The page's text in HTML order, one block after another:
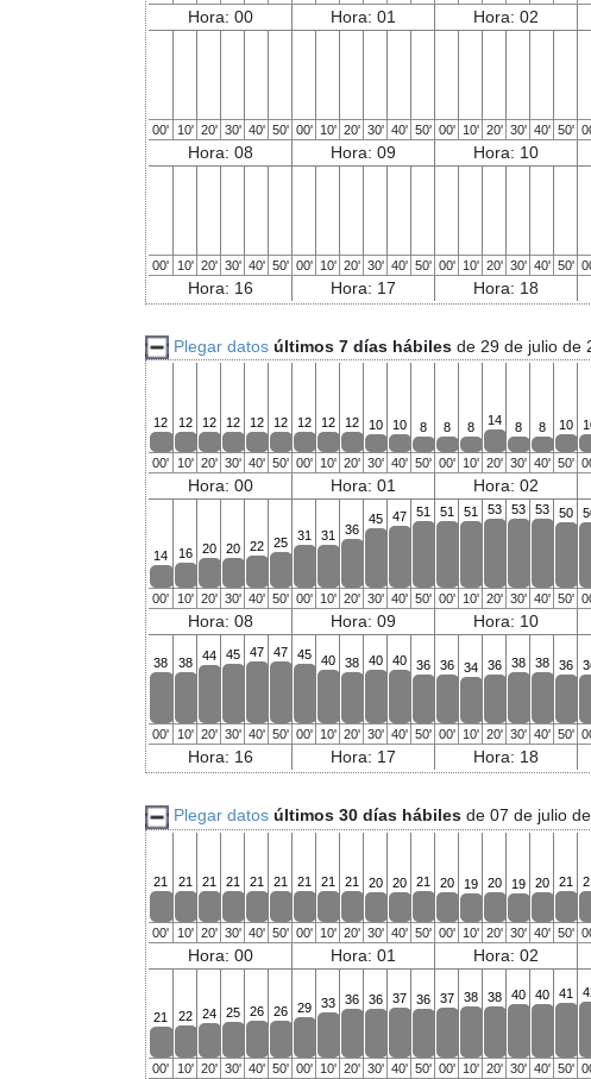
Hora: 00 Hora: 01 Hora: 02
00' 10' 20' 30' 40' 50' 00' 10' 20' 30' 40' 50' 00' 10' 20' 30' 40' 50'
Hora: 08 Hora: 09 Hora: 10
00' 10' 20' 30' 40' 50' 00' 10' 20' 30' 40' 50' 00' 10' 20' 30' 40' 50'
Hora: 16 Hora: 17 Hora: 18
Plegar datos últimos 7 días hábiles de 29 de julio de
12 12 12 12 12 12 12 12 12 10 10 8 8 8 14 8 8 10
00' 10' 20' 30' 40' 50' 00' 10' 20' 30' 40' 50' 00' 10' 20' 30' 40' 50'
Hora: 00 Hora: 01 Hora: 02
14 16 20 20 22 25 31 31 36
45 47 51 51 51 53 53 53 50
00' 10' 20' 30' 40' 50' 00' 10' 20' 30' 40' 50' 00' 10' 20' 30' 40' 50'
Hora: 08 Hora: 09 Hora: 10
38 38 44 45 47 47 45 40 38 40 40 36 36 34 36 38 38 36
00' 10' 20' 30' 40' 50' 00' 10' 20' 30' 40' 50' 00' 10' 20' 30' 40' 50'
Hora: 16 Hora: 17 Hora: 18
Plegar datos últimos 30 días hábiles de 07 de julio
21 21 21 21 21 21 21 21 21 20 20 21 20 19 20 19 20 21
00' 10' 20' 30' 40' 50' 00' 10' 20' 30' 40' 50' 00' 10' 20' 30' 40' 50'
Hora: 00 Hora: 01 Hora: 02
21 22 24 25 26 26 29 33 36 36 37 36 37 38 38 40 40 41
00' 10' 20' 30' 40' 50' 00' 10' 20' 30' 40' 50' 00' 10' 20' 30' 40' 50'